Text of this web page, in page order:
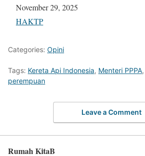
Tanggal
November 29, 2025
Sehubungan dengan
HAKTP
Categories: Opini
Tags: Kereta Api Indonesia, Menteri PPPA,
perempuan
Leave a Comment
Rumah KitaB